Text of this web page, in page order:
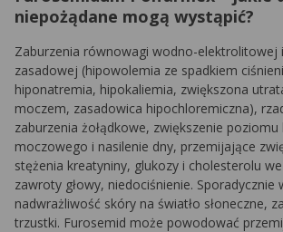
niepożądane mogą wystąpić?
Zaburzenia równowagi wodno-elektrolitowej
zasadowej (hipowolemia ze spadkiem
hiponatremia, hipokaliemia, zwiększona
moczem, zasadowica hipochloremiczna),
zaburzenia żołądkowe, zwiększenie poziomu
moczowego i nasilenie dny, przemijające
stężenia kreatyniny, glukozy i cholesterolu
zawroty głowy, niedociśnienie. Sporadycznie
nadwrażliwość skóry na światło słoneczne,
trzustki. Furosemid może powodować